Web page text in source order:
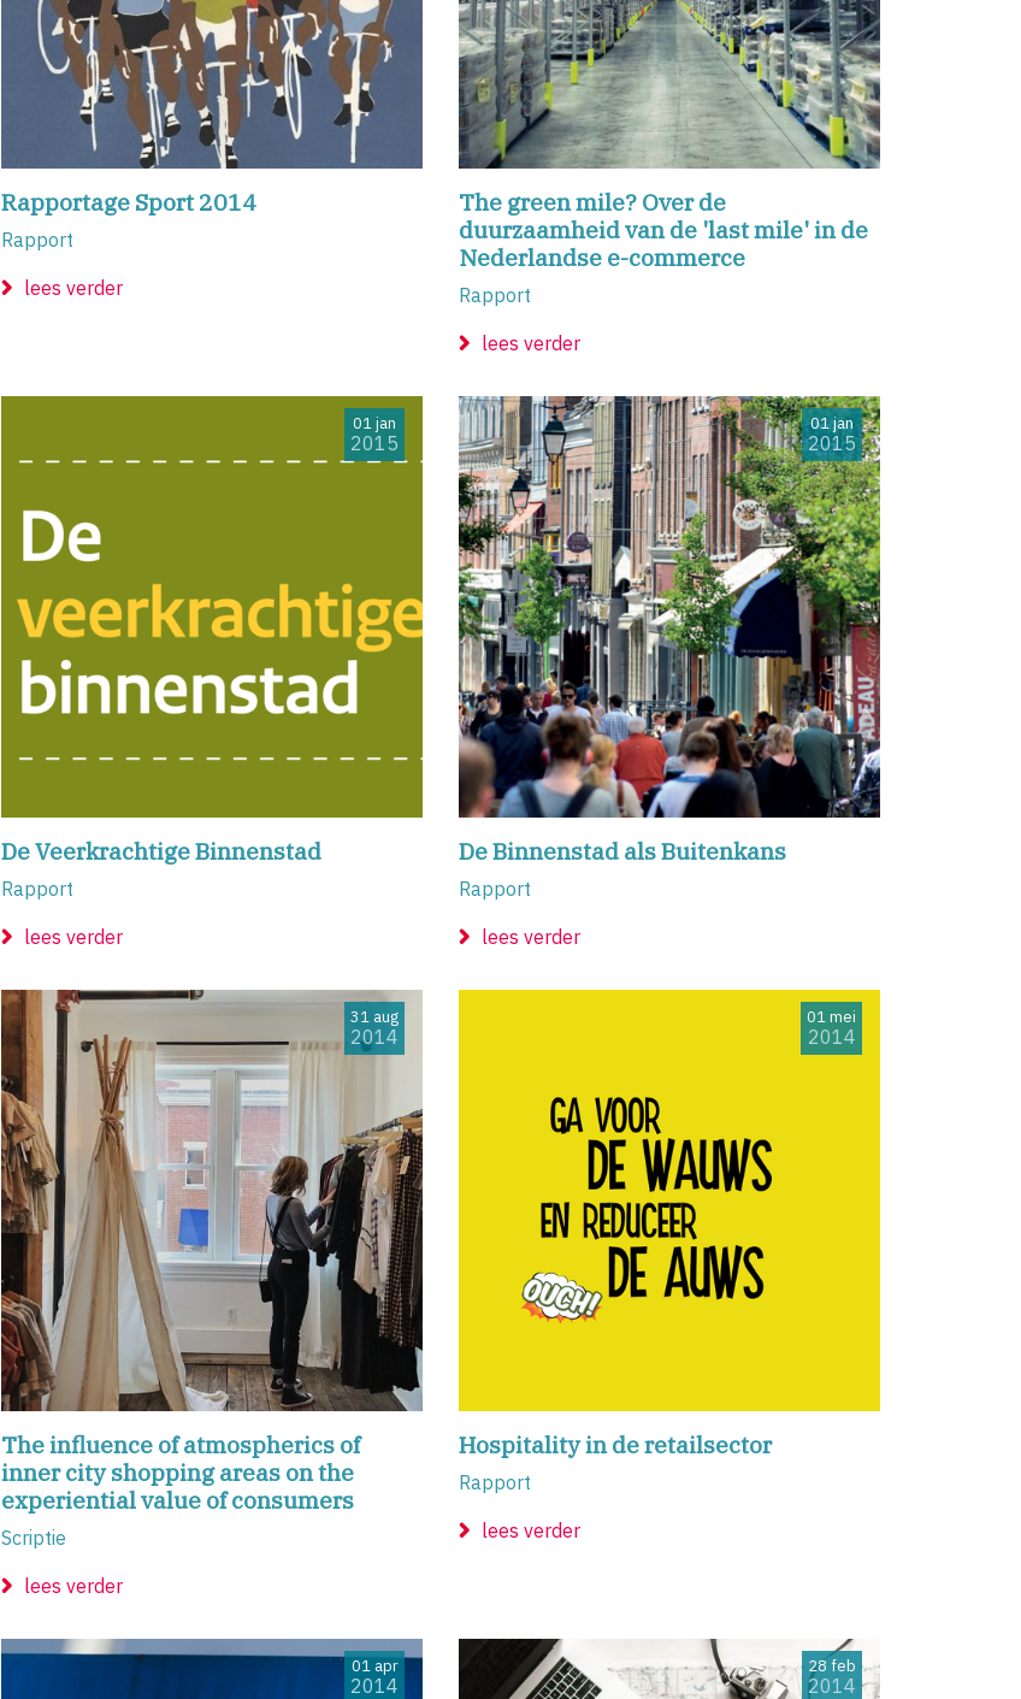
Rapportage Sport 2014
Rapport
lees verder
The green mile? Over de
duurzaamheid van de 'last mile' in de
Nederlandse e-commerce
Rapport
lees verder
De Veerkrachtige Binnenstad
Rapport
01 jan
2015
lees verder
De Binnenstad als Buitenkans
Rapport
01 jan
2015
lees verder
The influence of atmospherics of
inner city shopping areas on the
experiential value of consumers
Scriptie
31 aug
2014
lees verder
Hospitality in de retailsector
Rapport
01 mei
2014
lees verder
01 apr
2014
28 feb
2014